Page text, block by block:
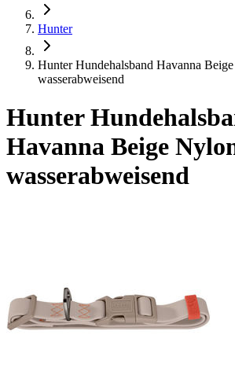
Hunter
Hunter Hundehalsband Havanna
wasserabweisend
Hunter
Havanna Beige
wasserabweisend